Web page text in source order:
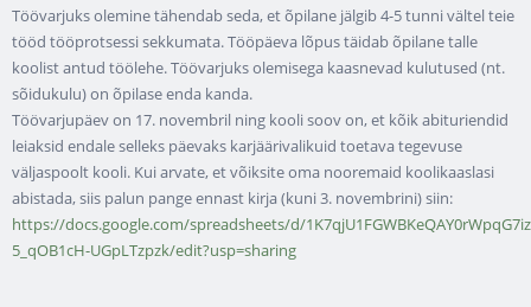
Töövarjuks olemine tähendab seda, et õpilane jälgib 4-5 tunni vältel teie
tööd tööprotsessi sekkumata. Tööpäeva lõpus täidab õpilane talle
koolist antud töölehe. Töövarjuks olemisega kaasnevad kulutused (nt.
sõidukulu) on õpilase enda kanda.
Töövarjupäev on 17. novembril ning kooli soov on, et kõik abituriendid
leiaksid endale selleks päevaks karjäärivalikuid toetava tegevuse
väljaspoolt kooli. Kui arvate, et võiksite oma nooremaid koolikaaslasi
abistada, siis palun pange ennast kirja (kuni 3. novembrini) siin:
https://docs.google.com/spreadsheets/d/
5_qOB1cH-UGpLTzpzk/edit?usp=sharing